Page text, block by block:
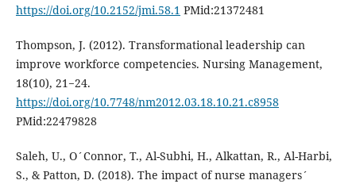
https://doi.org/10.2152/jmi.58.1 PMid:21372481
Thompson, J. (2012). Transformational leadership can
improve workforce competencies. Nursing Management,
18(10), 21−24.
https://doi.org/10.7748/nm2012.03.18.10.21.c8958
PMid:22479828
Saleh, U., O´Connor, T., Al-Subhi, H., Alkattan, R., Al-Harbi,
S., & Patton, D. (2018). The impact of nurse managers´